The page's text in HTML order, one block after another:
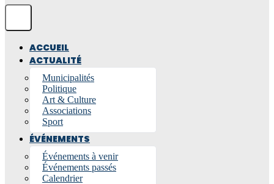
ACCUEIL
ACTUALITÉ
Municipalités
Politique
Art & Culture
Associations
Sport
ÉVÉNEMENTS
Événements à venir
Événements passés
Calendrier